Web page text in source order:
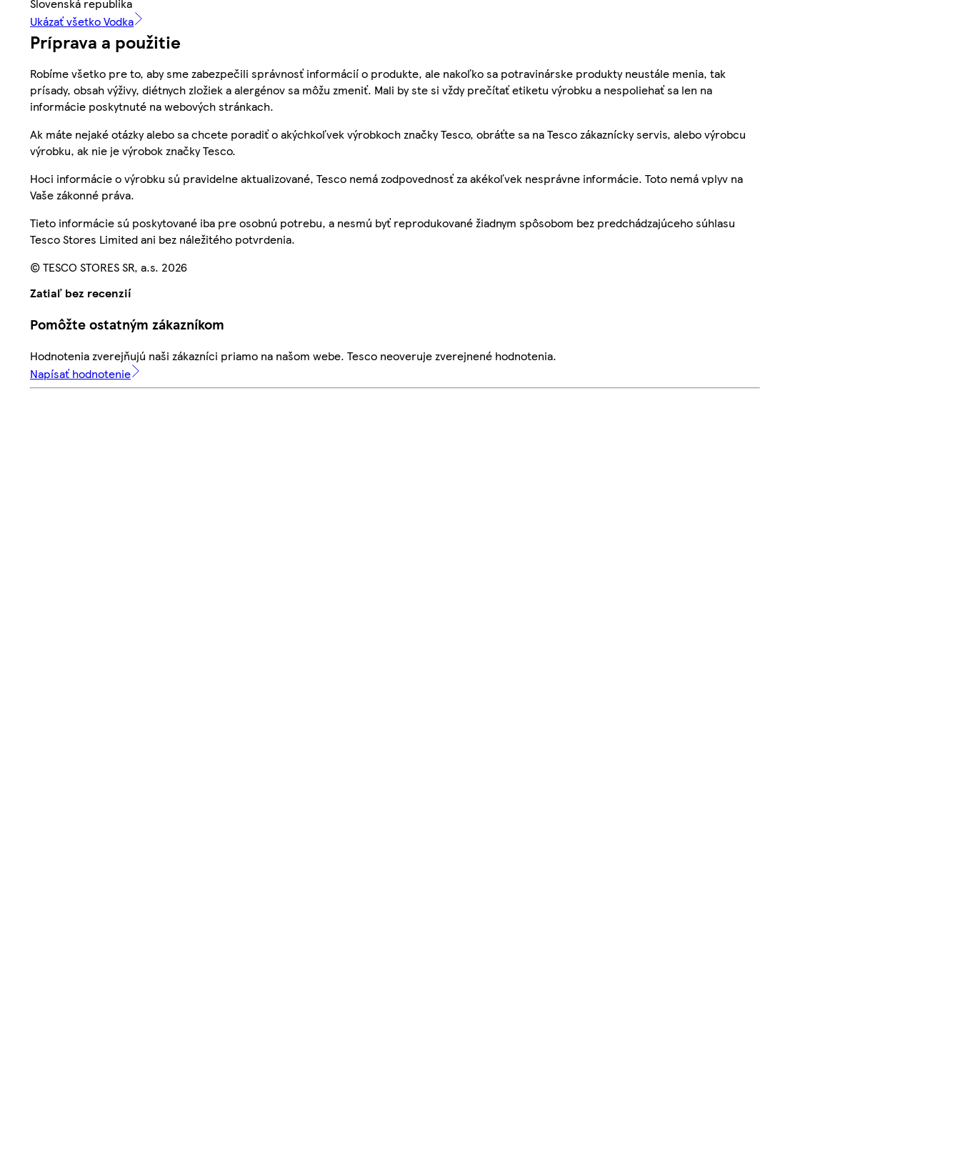
Ukázať všetko Vodka
Príprava a použitie
Robíme všetko pre to, aby sme zabezpečili správnosť informácií o produkte, ale nakoľko sa potravinárske produkty neustále menia, tak
prísady, obsah výživy, diétnych zložiek a alergénov sa môžu zmeniť. Mali by ste si vždy prečítať etiketu výrobku a nespoliehať sa len na
informácie poskytnuté na webových stránkach.
Ak máte nejaké otázky alebo sa chcete poradiť o akýchkoľvek výrobkoch značky Tesco, obráťte sa na Tesco zákaznícky servis, alebo výrobcu
výrobku, ak nie je výrobok značky Tesco.
Hoci informácie o výrobku sú pravidelne aktualizované, Tesco nemá zodpovednosť za akékoľvek nesprávne informácie. Toto nemá vplyv na
Vaše zákonné práva.
Tieto informácie sú poskytované iba pre osobnú potrebu, a nesmú byť reprodukované žiadnym spôsobom bez predchádzajúceho súhlasu
Tesco Stores Limited ani bez náležitého potvrdenia.
© TESCO STORES SR, a.s. 2026
Zatiaľ bez recenzií
Pomôžte ostatným zákazníkom
Hodnotenia zverejňujú naši zákazníci priamo na našom webe. Tesco neoveruje zverejnené hodnotenia.
Napísať hodnotenie